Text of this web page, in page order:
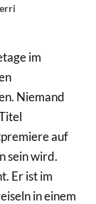
im
Niemand
auf
sein wird.
Er ist im
in einem